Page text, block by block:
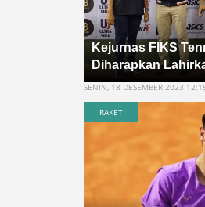
Kejurnas FIKS
Diharapkan
SENIN, 18 DESEMBER 2023
RAKET